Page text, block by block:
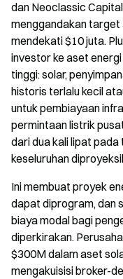
dan Neoclassic
menggandakan
mendekati $10 juta.
investor ke aset
tinggi: solar,
historis terlalu kecil
untuk pembiayaan
permintaan listrik
dari dua kali lipat pada
keseluruhan
Ini membuat proyek
dapat diprogram, dan
biaya modal bagi
diperkirakan.
$300M dalam aset
mengakuisisi broker-